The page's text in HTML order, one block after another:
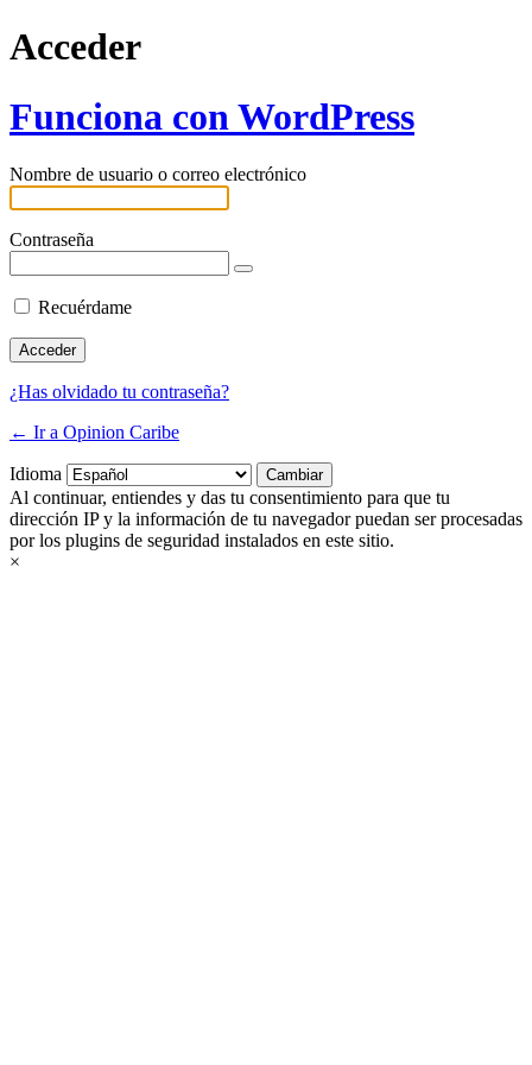
Acceder
Funciona con WordPress
Nombre de usuario o correo electrónico
Contraseña
Recuérdame
¿Has olvidado tu contraseña?
← Ir a Opinion Caribe
Idioma
Al continuar, entiendes y das tu consentimiento para que tu
dirección IP y la información de tu navegador puedan ser procesadas
por los plugins de seguridad instalados en este sitio.
×